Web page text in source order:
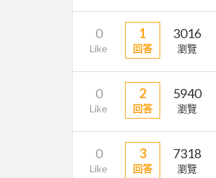
0
Like
1
回答
3016
瀏覽
0
Like
2
回答
5940
瀏覽
0
Like
3
回答
7318
瀏覽